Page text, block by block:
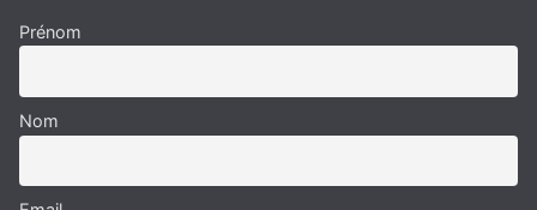
Prénom
Nom